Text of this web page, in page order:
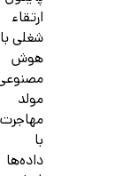
ارتقاء
شغلی با
هوش
مولد
مهاجرت
با
داده‌ها